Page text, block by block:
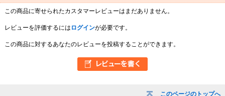
このページのトップへ
この商品に寄せられたカスタマーレビューはまだありません。
レビューを評価するには ログインが必要です。
この商品に対するあなたのレビューを投稿することができます。